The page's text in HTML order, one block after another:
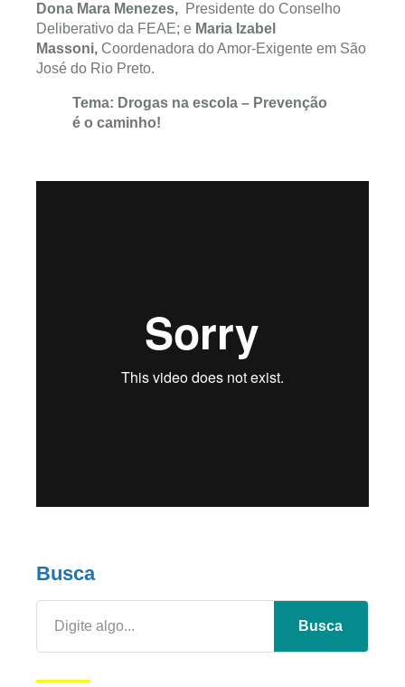
Dona Mara Menezes, Presidente do Conselho
Deliberativo da FEAE; e Maria Izabel
Massoni, Coordenadora do Amor-Exigente em São
José do Rio Preto.
Tema: Drogas na escola – Prevenção
é o caminho!
Busca
Busca